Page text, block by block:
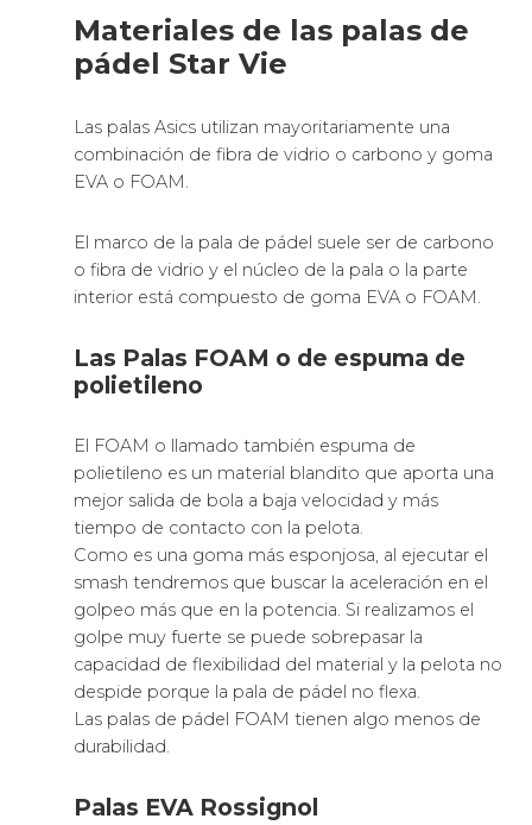
Materiales de las palas de
pádel Star Vie
Las palas Asics utilizan mayoritariamente una
combinación de fibra de vidrio o carbono y goma
EVA o FOAM.
El marco de la pala de pádel suele ser de carbono
o fibra de vidrio y el núcleo de la pala o la parte
interior está compuesto de goma EVA o FOAM.
Las Palas FOAM o de espuma de
polietileno
El FOAM o llamado también espuma de
polietileno es un material blandito que aporta una
mejor salida de bola a baja velocidad y más
tiempo de contacto con la pelota.
Como es una goma más esponjosa, al ejecutar el
smash tendremos que buscar la aceleración en el
golpeo más que en la potencia. Si realizamos el
golpe muy fuerte se puede sobrepasar la
capacidad de flexibilidad del material y la pelota no
despide porque la pala de pádel no flexa.
Las palas de pádel FOAM tienen algo menos de
durabilidad.
Palas EVA Rossignol